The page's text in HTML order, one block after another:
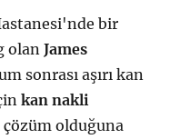
bir
olanJames
sonrası aşırı kan
kan nakli
çözüm olduğuna